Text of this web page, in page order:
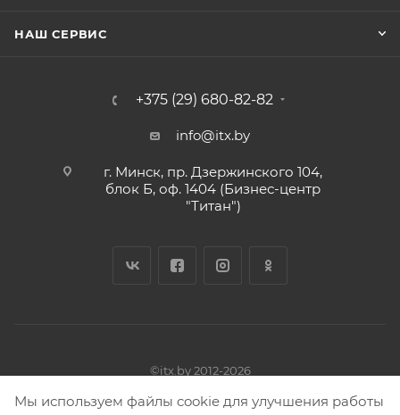
Мы используем файлы cookie для улучшения работы
НАШ СЕРВИС
+375 (29) 680-82-82
info@itx.by
г. Минск, пр. Дзержинского 104,
блок Б, оф. 1404 (Бизнес-центр
"Титан")
©itx.by 2012-2026
Адрес: 220116, г. Минск, пр. Дзержинского, 104, блок Б, оф.